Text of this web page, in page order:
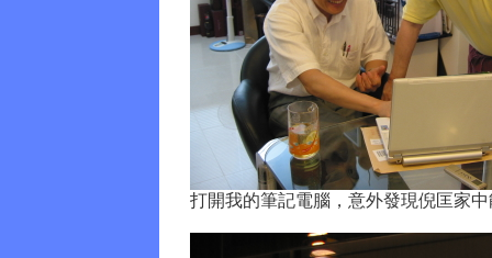
打開我的筆記電腦，意外發現倪匡家